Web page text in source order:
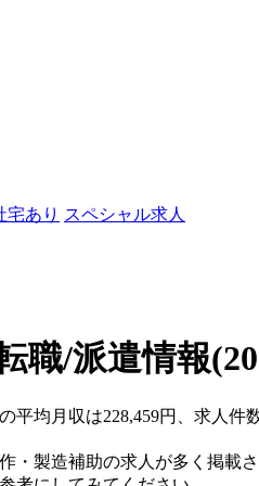
宅あり スペシャル求人
職/派遣情報
均月収は228,459円、求人件
・製造補助の求人が多く掲載さ